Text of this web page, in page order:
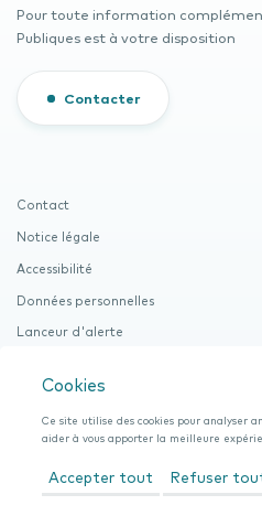
Cookies
Ce site utilise des cookies pour analyser
aider à vous apporter la meilleure
Accepter tout Refuser
Pour toute information
Publiques est à votre disposition
Contacter
Contact
Notice légale
Accessibilité
Données personnelles
Lanceur d'alerte
Documentation (Procuration et ROI)